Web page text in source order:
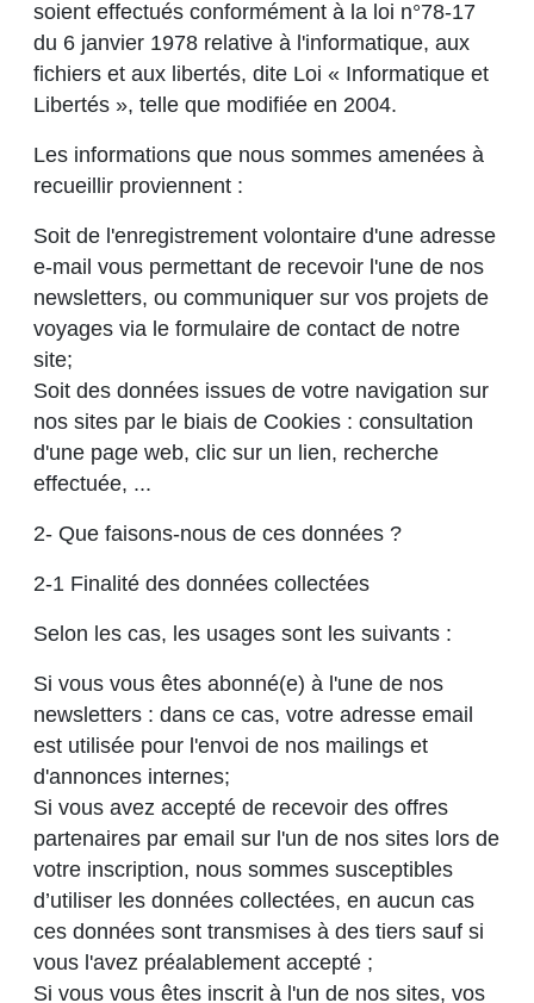
soient effectués conformément à la loi n°78-17
du 6 janvier 1978 relative à l'informatique, aux
fichiers et aux libertés, dite Loi « Informatique et
Libertés », telle que modifiée en 2004.
Les informations que nous sommes amenées à
recueillir proviennent :
Soit de l'enregistrement volontaire d'une adresse
e-mail vous permettant de recevoir l'une de nos
newsletters, ou communiquer sur vos projets de
voyages via le formulaire de contact de notre
site;
Soit des données issues de votre navigation sur
nos sites par le biais de Cookies : consultation
d'une page web, clic sur un lien, recherche
effectuée, ...
2- Que faisons-nous de ces données ?
2-1 Finalité des données collectées
Selon les cas, les usages sont les suivants :
Si vous vous êtes abonné(e) à l'une de nos
newsletters : dans ce cas, votre adresse email
est utilisée pour l'envoi de nos mailings et
d'annonces internes;
Si vous avez accepté de recevoir des offres
partenaires par email sur l'un de nos sites lors de
votre inscription, nous sommes susceptibles
d’utiliser les données collectées, en aucun cas
ces données sont transmises à des tiers sauf si
vous l'avez préalablement accepté ;
Si vous vous êtes inscrit à l'un de nos sites, vos